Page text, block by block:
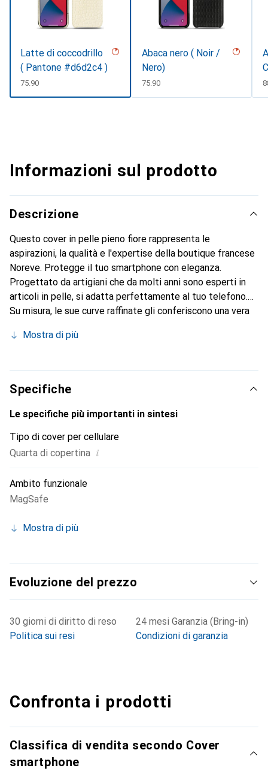
Latte di coccodrillo
( Pantone #d6d2c4 )
CHF
75.90
Abaca nero ( Noir /
Nero)
CHF
75.90
Informazioni sul prodotto
Descrizione
Questo cover in pelle pieno fiore rappresenta le
aspirazioni, la qualità e l'expertise della boutique francese
Noreve. Protegge il tuo smartphone con eleganza.
Progettato da artigiani che da molti anni sono esperti in
articoli in pelle, si adatta perfettamente al tuo telefono.
Su misura, le sue curve raffinate gli conferiscono una vera
per il tuo smartphone. Riconosciuto a livello internazionale
scelta sicura per una clientela esigente.
Mostra di più
Specifiche
Le specifiche più importanti in sintesi
Tipo di cover per cellulare
Quarta di copertina i
Ambito funzionale
MagSafe
Mostra di più
Evoluzione del prezzo
30 giorni di diritto di reso
Politica sui resi
24 mesi Garanzia (Bring-in)
Condizioni di garanzia
Confronta i prodotti
Classifica di vendita secondo Cover
smartphone